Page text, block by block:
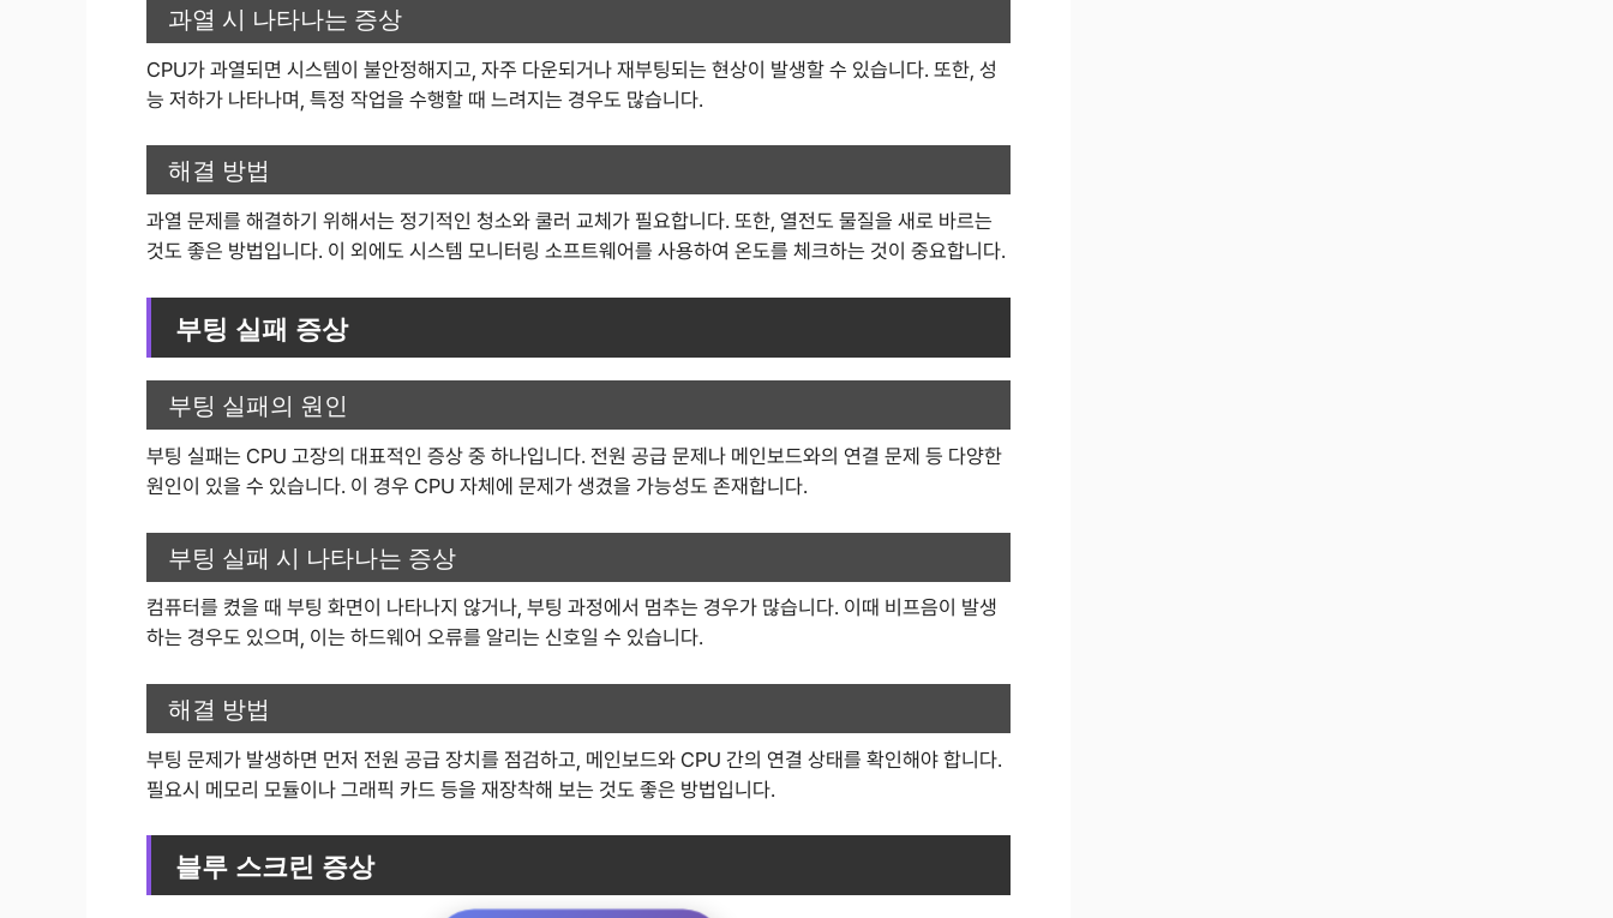
과열 시 나타나는 증상
CPU가 과열되면 시스템이 불안정해지고, 자주 다운되거나 재부팅되는 현상이 발생할 수 있습니다. 또한, 성
능 저하가 나타나며, 특정 작업을 수행할 때 느려지는 경우도 많습니다.
해결 방법
과열 문제를 해결하기 위해서는 정기적인 청소와 쿨러 교체가 필요합니다. 또한, 열전도 물질을 새로 바르는
것도 좋은 방법입니다. 이 외에도 시스템 모니터링 소프트웨어를 사용하여 온도를 체크하는 것이 중요합니다.
부팅 실패 증상
부팅 실패의 원인
부팅 실패는 CPU 고장의 대표적인 증상 중 하나입니다. 전원 공급 문제나 메인보드와의 연결 문제 등 다양한
원인이 있을 수 있습니다. 이 경우 CPU 자체에 문제가 생겼을 가능성도 존재합니다.
부팅 실패 시 나타나는 증상
컴퓨터를 켰을 때 부팅 화면이 나타나지 않거나, 부팅 과정에서 멈추는 경우가 많습니다. 이때 비프음이 발생
하는 경우도 있으며, 이는 하드웨어 오류를 알리는 신호일 수 있습니다.
해결 방법
부팅 문제가 발생하면 먼저 전원 공급 장치를 점검하고, 메인보드와 CPU 간의 연결 상태를 확인해야 합니다.
필요시 메모리 모듈이나 그래픽 카드 등을 재장착해 보는 것도 좋은 방법입니다.
블루 스크린 증상